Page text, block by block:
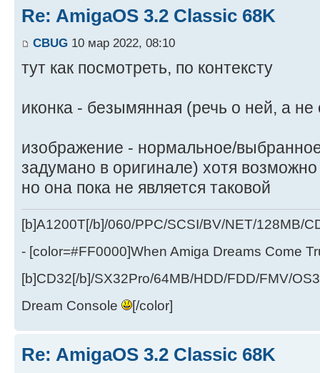
Re: AmigaOS 3.2 Classic 68K
CBUG 10 мар 2022, 08:10
тут как посмотреть, по контексту
иконка - безымянная (речь о ней, а не
изображение - нормальное/
задумано в оригинале) хотя возможно
но она пока не является таковой
[b]A1200T[/b]/060/PPC/SCSI/BV/NET/128MB/
- [color=#FF0000]When Amiga Dreams Come
[b]CD32[/b]/SX32Pro/64MB/HDD/FDD/FMV/
Dream Console
[/color]
Re: AmigaOS 3.2 Classic 68K